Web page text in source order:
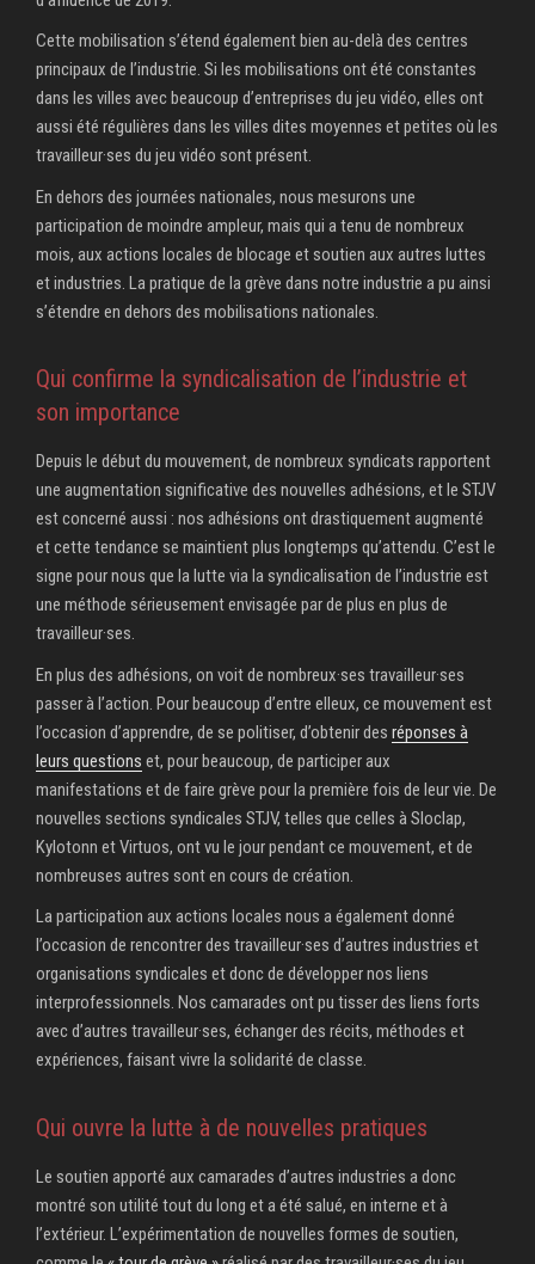
Cette mobilisation s’étend également bien au-delà des centres
principaux de l’industrie. Si les mobilisations ont été constantes
dans les villes avec beaucoup d’entreprises du jeu vidéo, elles ont
aussi été régulières dans les villes dites moyennes et petites où les
travailleur·ses du jeu vidéo sont présent.
En dehors des journées nationales, nous mesurons une
participation de moindre ampleur, mais qui a tenu de nombreux
mois, aux actions locales de blocage et soutien aux autres luttes
et industries. La pratique de la grève dans notre industrie a pu ainsi
s’étendre en dehors des mobilisations nationales.
Qui confirme la syndicalisation de l’industrie et
son importance
Depuis le début du mouvement, de nombreux syndicats rapportent
une augmentation significative des nouvelles adhésions, et le STJV
est concerné aussi : nos adhésions ont drastiquement augmenté
et cette tendance se maintient plus longtemps qu’attendu. C’est le
signe pour nous que la lutte via la syndicalisation de l’industrie est
une méthode sérieusement envisagée par de plus en plus de
travailleur·ses.
En plus des adhésions, on voit de nombreux·ses travailleur·ses
passer à l’action. Pour beaucoup d’entre elleux, ce mouvement est
l’occasion d’apprendre, de se politiser, d’obtenir des réponses à
leurs questions et, pour beaucoup, de participer aux
manifestations et de faire grève pour la première fois de leur vie. De
nouvelles sections syndicales STJV, telles que celles à Sloclap,
Kylotonn et Virtuos, ont vu le jour pendant ce mouvement, et de
nombreuses autres sont en cours de création.
La participation aux actions locales nous a également donné
l’occasion de rencontrer des travailleur·ses d’autres industries et
organisations syndicales et donc de développer nos liens
interprofessionnels. Nos camarades ont pu tisser des liens forts
avec d’autres travailleur·ses, échanger des récits, méthodes et
expériences, faisant vivre la solidarité de classe.
Qui ouvre la lutte à de nouvelles pratiques
Le soutien apporté aux camarades d’autres industries a donc
montré son utilité tout du long et a été salué, en interne et à
l’extérieur. L’expérimentation de nouvelles formes de soutien,